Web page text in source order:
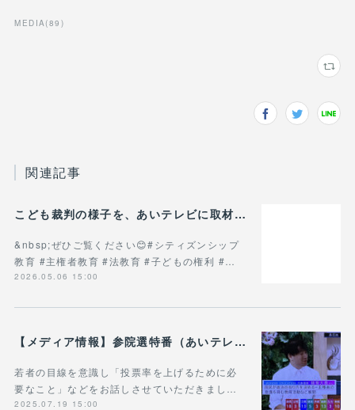
MEDIA(89 )
関連記事
こども裁判の様子を、あいテレビに取材していただきました！
&nbsp;ぜひご覧ください😊#シティズンシップ
教育 #主権者教育 #法教育 #子どもの権利 #…
2026.05.06 15:00
【メディア情報】参院選特番（あいテレビ）の愛媛選挙区の開票速報番組「選挙の日 えひめ」にゲスト出演しました！
若者の目線を意識し「投票率を上げるために必
要なこと」などをお話しさせていただきまし…
2025.07.19 15:00